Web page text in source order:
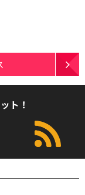
ト！